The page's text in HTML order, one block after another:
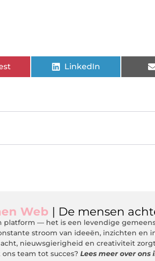
LinkedIn
Web | De mensen
— het is een levendige
stroom van ideeën, inzichten en
nieuwsgierigheid en creativiteit
team tot succes? Lees meer over